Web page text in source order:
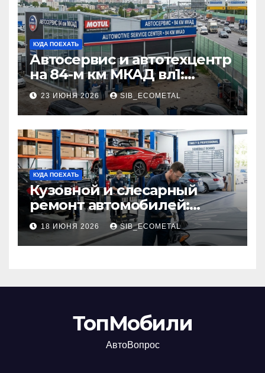
КУДА ПОЕХАТЬ
Автосервис и автотехцентр
на 84-м км МКАД вл1:
описание услуг и режим
работы
23 ИЮНЯ 2026 SIB_ECOMETAL
КУДА ПОЕХАТЬ
Кузовной и слесарный
ремонт автомобилей:
наличие оригинальных
запчастей производителя
и сроки выполнения работ
18 ИЮНЯ 2026 SIB_ECOMETAL
ТопМобили
АвтоВопрос